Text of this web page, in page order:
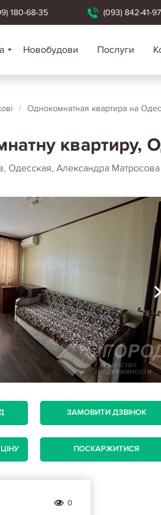
180-68-35 (093) 842-41-97
Новобудови Послуги
/ Однокомнатная квартира на
квартиру,
Одесская, Александра
ЗАМОВИТИ ДЗВІНОК
ПОСКАРЖИТИСЯ
0